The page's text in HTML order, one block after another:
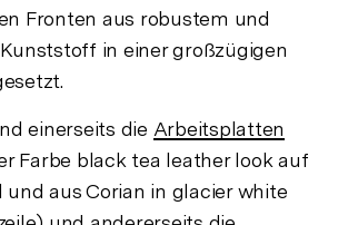
Fronten aus robustem und
in einer großzügigen
einerseits die Arbeitsplatten
Farbe black tea leather look auf
und aus Corian in glacier white